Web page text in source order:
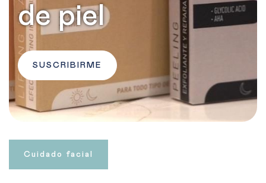
de piel
SUSCRIBIRME
Cuidado facial